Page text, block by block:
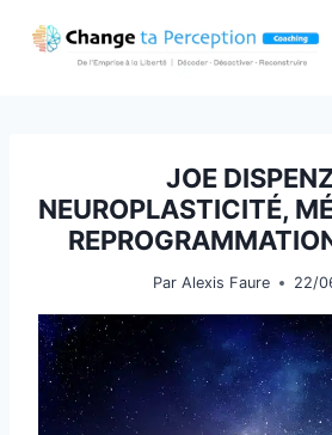
JOE
NEUROPLASTICITÉ,
Par Alexis Faure 22/